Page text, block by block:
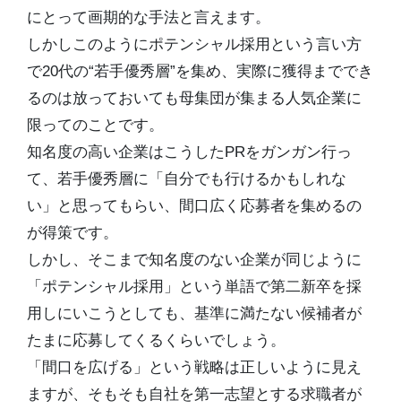
にとって画期的な手法と言えます。
しかしこのようにポテンシャル採用という言い方
で20代の“若手優秀層”を集め、実際に獲得まででき
るのは放っておいても母集団が集まる人気企業に
限ってのことです。
知名度の高い企業はこうしたPRをガンガン行っ
て、若手優秀層に「自分でも行けるかもしれな
い」と思ってもらい、間口広く応募者を集めるの
が得策です。
しかし、そこまで知名度のない企業が同じように
「ポテンシャル採用」という単語で第二新卒を採
用しにいこうとしても、基準に満たない候補者が
たまに応募してくるくらいでしょう。
「間口を広げる」という戦略は正しいように見え
ますが、そもそも自社を第一志望とする求職者が